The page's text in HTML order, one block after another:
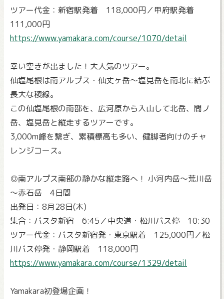
ツアー代金：新宿駅発着 118,000円／甲府駅発着
111,000円
https://www.yamakara.com/course/1070/detail
幸い空きが出ました！大人気のツアー。
仙塩尾根は南アルプス・仙丈ヶ岳～塩見岳を南北に結ぶ
長大な稜線。
この仙塩尾根の南部を、広河原から入山して北岳、間ノ
岳、塩見岳と縦走するツアーです。
3,000m峰を繋ぎ、累積標高も多い、健脚者向けのチャ
レンジコース。
◎南アルプス南部の静かな縦走路へ！ 小河内岳～荒川岳
～赤石岳 4日間
出発日：8月28日(木)
集合：バスタ新宿 6:45／中央道・松川バス停 10:30
ツアー代金：バスタ新宿発・東京駅着 125,000円／松
川バス停発・静岡駅着 118,000円
https://www.yamakara.com/course/1329/detail
Yamakara初登場企画！